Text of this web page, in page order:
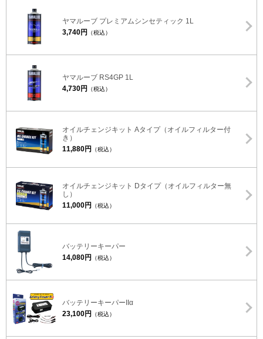
ヤマルーブ プレミアムシンセティック 1L
3,740円 （税込）
ヤマルーブ RS4GP 1L
4,730円 （税込）
オイルチェンジキット Aタイプ（オイルフィルター付
き）
11,880円 （税込）
オイルチェンジキット Dタイプ（オイルフィルター無
し）
11,000円 （税込）
バッテリーキーパー
14,080円 （税込）
バッテリーキーパーIIα
23,100円 （税込）